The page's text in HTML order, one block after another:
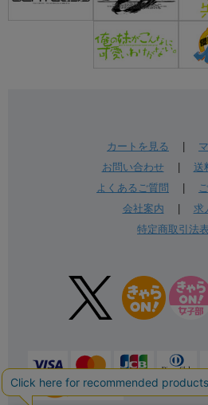
カートを見る
お問い合わせ| 送
よくあるご質問
会社案内
求
特定商取引法